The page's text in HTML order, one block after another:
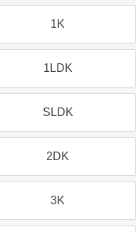
1K
1LDK
SLDK
2DK
3K